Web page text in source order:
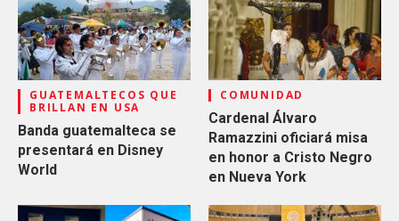
GUATEMALTECOS QUE
BRILLAN EN USA
Banda guatemalteca se
presentará en Disney
World
COMUNIDAD
Cardenal Álvaro
Ramazzini oficiará misa
en honor a Cristo Negro
en Nueva York